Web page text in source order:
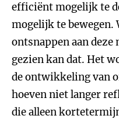
efficiënt mogelijk te
mogelijk te bewegen.
ontsnappen aan
gezien kan dat. Het
de ontwikkeling van
hoeven niet langer
die alleen